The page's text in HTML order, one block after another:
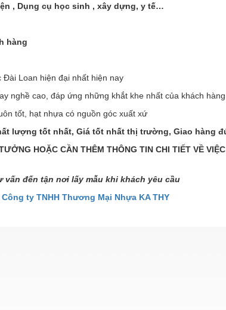
, Dụng cụ học sinh , xây dựng, y tế…
hàng
Đài Loan hiện đại nhất hiện nay
nghề cao, đáp ứng những khắt khe nhất của khách hàng
tốt, hạt nhựa có nguồn góc xuất xứ
lượng tốt nhất, Giá tốt nhất thị trường, Giao hàng
HOẶC CẦN THÊM THÔNG TIN CHI TIẾT VỀ
vấn đến tận nơi lấy mẫu khi khách yêu cầu
Công ty TNHH Thương Mại Nhựa KA THY